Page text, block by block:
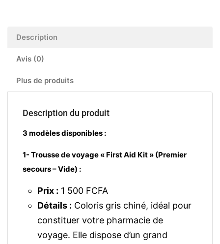
Description
Avis (0)
Plus de produits
Description du produit
3 modèles disponibles :
1- Trousse de voyage « First Aid Kit » (Premier
secours – Vide) :
Prix : 1 500 FCFA
Détails : Coloris gris chiné, idéal pour
constituer votre pharmacie de
voyage. Elle dispose d’un grand